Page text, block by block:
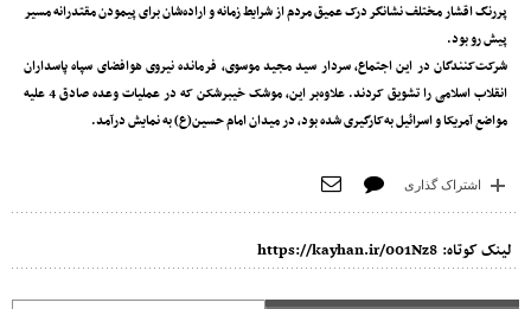
پررنگ اقشار مختلف نشانگر درک عمیق مردم از شرایط زمانه و اراده‌شان برای پیمودن مقتدرانه‌ مسیر
پیش رو بود.
شرکت‌کنندگان در این اجتماع، سردار سید مجید موسوی، فرمانده نیروی هوافضای سپاه پاسداران
انقلاب اسلامی را تشویق کردند. علاوه‌بر این، موشک خیبرشکن که در عملیات وعده صادق 4 علیه
مواضع آمریکا و اسرائیل به‌کارگیری شده بود، در میدان امام حسین(ع) به نمایش درآمد.
اشتراک گذاری
لینک کوتاه: https://kayhan.ir/001Nz8